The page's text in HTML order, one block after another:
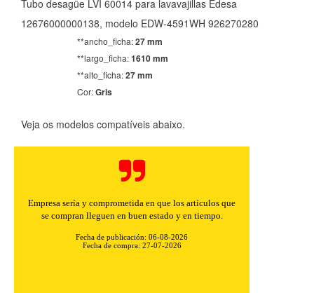
Tubo desagüe LVI 60014 para lavavajillas Edesa
12676000000138, modelo EDW-4591WH 926270280
**ancho_ficha:27 mm
**largo_ficha:1610 mm
**alto_ficha:27 mm
Cor:Gris
Veja os modelos compatíveis abaixo.
Buenos precios y muy rápidos en el envío.
Fecha de compra: 30-07-2026